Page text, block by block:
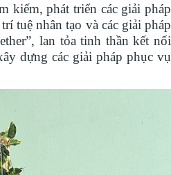
kiếm, phát triển các giải pháp
tuệ nhân tạo và các giải pháp
lan tỏa tinh thần kết nối
dựng các giải pháp phục vụ